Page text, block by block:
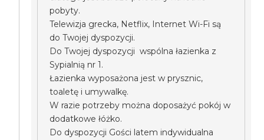
pobyty.
Telewizja grecka, Netflix, Internet Wi-Fi są
do Twojej dyspozycji.
Do Twojej dyspozycji wspólna łazienka z
Sypialnią nr 1.
Łazienka wyposażona jest w prysznic,
toaletę i umywalkę.
W razie potrzeby można doposażyć pokój w
dodatkowe łóżko.
Do dyspozycji Gości latem indywidualna